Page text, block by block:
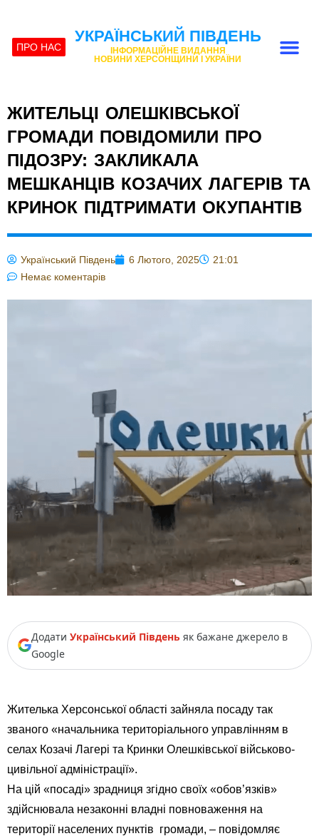
ПРО НАС
УКРАЇНСЬКИЙ ПІВДЕНЬ
ІНФОРМАЦІЙНЕ ВИДАННЯ
НОВИНИ ХЕРСОНЩИНИ І УКРАЇНИ
ЖИТЕЛЬЦІ ОЛЕШКІВСЬКОЇ
ГРОМАДИ ПОВІДОМИЛИ ПРО
ПІДОЗРУ: ЗАКЛИКАЛА
МЕШКАНЦІВ КОЗАЧИХ ЛАГЕРІВ ТА
КРИНОК ПІДТРИМАТИ ОКУПАНТІВ
Український Південь 6 Лютого, 2025
21:01
Немає коментарів
Додати Український Південь як бажане джерело в
Google
Жителька Херсонської області зайняла посаду так
званого «начальника територіального управлінням в
селах Козачі Лагері та Кринки Олешківської військово-
цивільної адміністрації».
На цій «посаді» зрадниця згідно своїх «обов’язків»
здійснювала незаконні владні повноваження на
території населених пунктів громади, – повідомляє